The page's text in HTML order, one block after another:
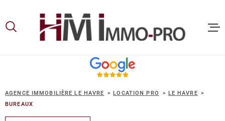
lamenu
contenu
AGENCE IMMOBILIÈRE LE HAVRE LOCATION PRO
LE HAVRE
BUREAUX